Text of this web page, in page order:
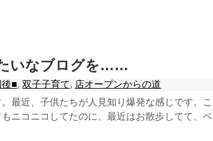
いなブログを……
後■,双子子育て, 店オープンからの道
最近、子供たちが人見知り爆発な感じです。こ
ニコニコしてたのに、最近はお散歩してて、ベ